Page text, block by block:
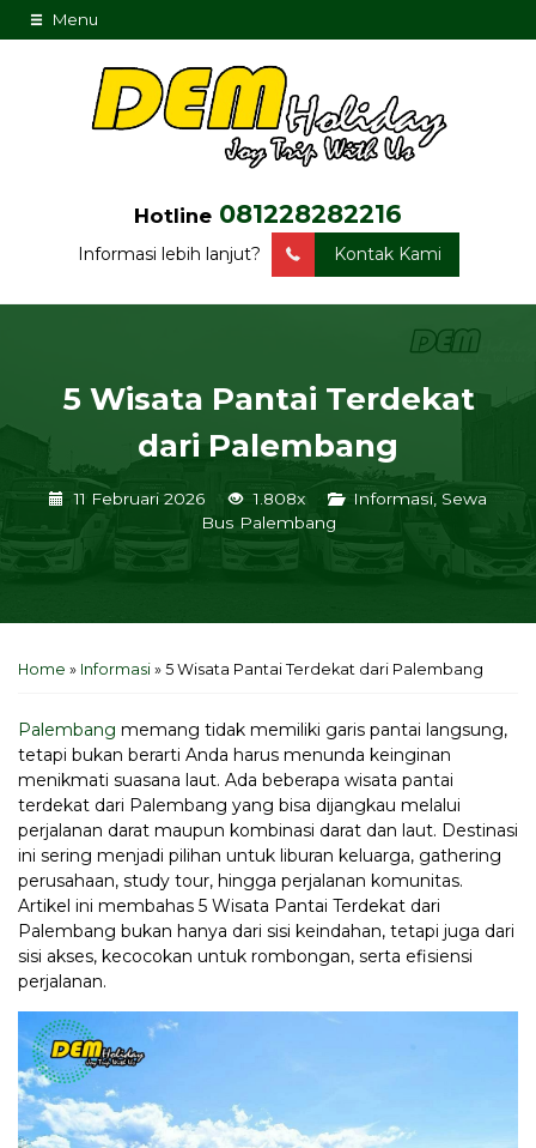
Menu
Hotline 081228282216
Informasi lebih lanjut? Kontak Kami
5 Wisata Pantai Terdekat
dari Palembang
11 Februari 2026 1.808x Informasi Sewa
Bus Palembang
Home » Informasi » 5 Wisata Pantai Terdekat dari Palembang
Palembang memang tidak memiliki garis pantai langsung,
tetapi bukan berarti Anda harus menunda keinginan
menikmati suasana laut. Ada beberapa wisata pantai
terdekat dari Palembang yang bisa dijangkau melalui
perjalanan darat maupun kombinasi darat dan laut. Destinasi
ini sering menjadi pilihan untuk liburan keluarga, gathering
perusahaan, study tour, hingga perjalanan komunitas.
Artikel ini membahas 5 Wisata Pantai Terdekat dari
Palembang bukan hanya dari sisi keindahan, tetapi juga dari
sisi akses, kecocokan untuk rombongan, serta efisiensi
perjalanan.